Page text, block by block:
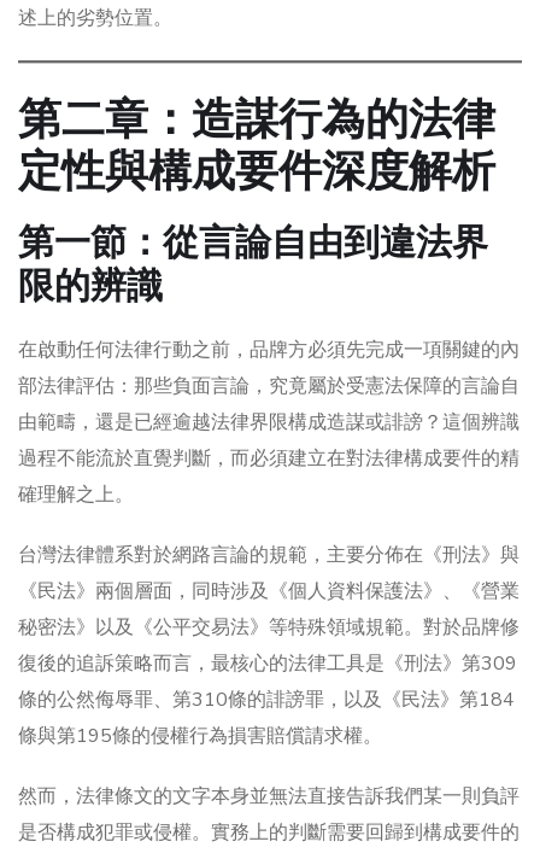
述上的劣勢位置。
第二章：造謀行為的法律
定性與構成要件深度解析
第一節：從言論自由到違法界
限的辨識
在啟動任何法律行動之前，品牌方必須先完成一項關鍵的內
部法律評估：那些負面言論，究竟屬於受憲法保障的言論自
由範疇，還是已經逾越法律界限構成造謀或誹謗？這個辨識
過程不能流於直覺判斷，而必須建立在對法律構成要件的精
確理解之上。
台灣法律體系對於網路言論的規範，主要分佈在《刑法》與
《民法》兩個層面，同時涉及《個人資料保護法》、《營業
秘密法》以及《公平交易法》等特殊領域規範。對於品牌修
復後的追訴策略而言，最核心的法律工具是《刑法》第309
條的公然侮辱罪、第310條的誹謗罪，以及《民法》第184
條與第195條的侵權行為損害賠償請求權。
然而，法律條文的文字本身並無法直接告訴我們某一則負評
是否構成犯罪或侵權。實務上的判斷需要回歸到構成要件的